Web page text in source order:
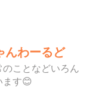
んわーるど
ことなどいろん
ます😊